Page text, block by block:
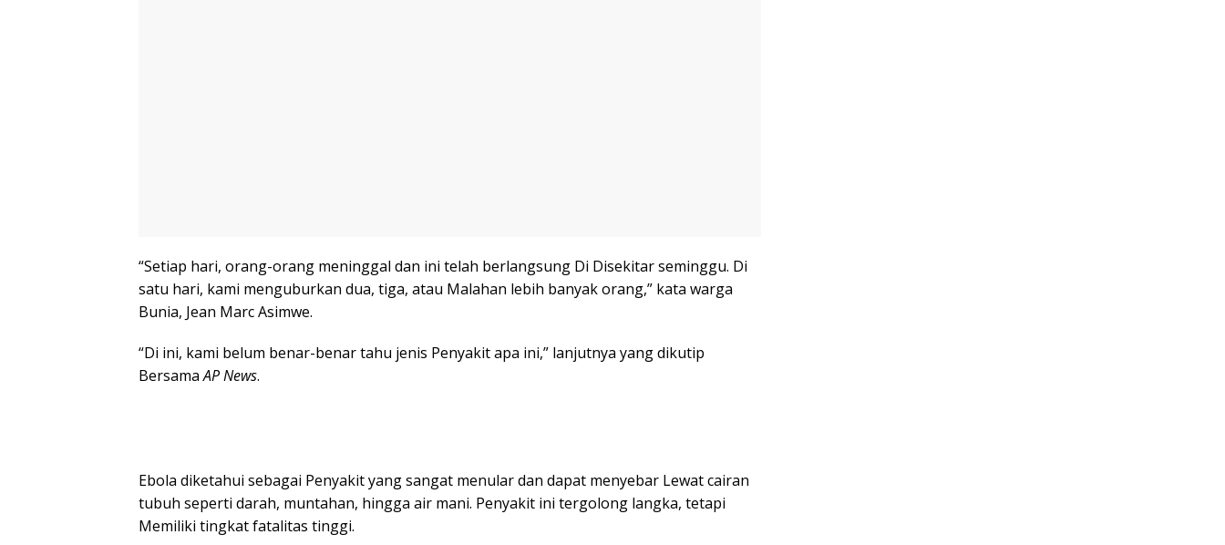
“Setiap hari, orang-orang meninggal dan ini telah berlangsung Di Disekitar seminggu. Di
satu hari, kami menguburkan dua, tiga, atau Malahan lebih banyak orang,” kata warga
Bunia, Jean Marc Asimwe.
“Di ini, kami belum benar-benar tahu jenis Penyakit apa ini,” lanjutnya yang dikutip
BersamaAP News.
Ebola diketahui sebagai Penyakit yang sangat menular dan dapat menyebar Lewat cairan
tubuh seperti darah, muntahan, hingga air mani. Penyakit ini tergolong langka, tetapi
Memiliki tingkat fatalitas tinggi.